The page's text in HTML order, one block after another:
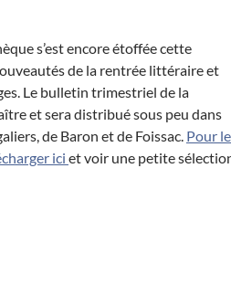
s’est encore étoffée cette
de la rentrée littéraire et
Le bulletin trimestriel de la
et sera distribué sous peu dans
de Baron et de Foissac. Pour
ici et voir une petite